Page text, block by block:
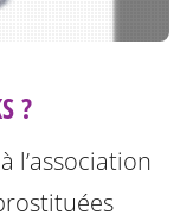
?
l’association